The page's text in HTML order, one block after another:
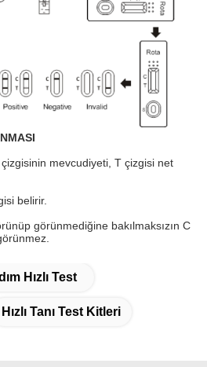
mevcudiyeti, T çizgisi net
belirir.
görünmediğine bakılmaksızın C
Hızlı Test
Hızlı Tanı Test Kitleri